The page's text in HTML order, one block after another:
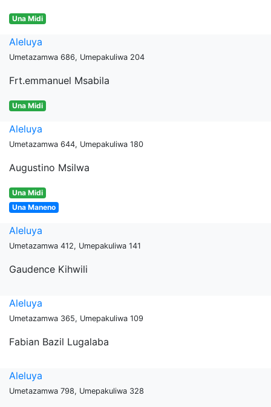
Una Midi
Aleluya
Umetazamwa 686, Umepakuliwa 204
Frt.emmanuel Msabila
Una Midi
Aleluya
Umetazamwa 644, Umepakuliwa 180
Augustino Msilwa
Una Midi
Una Maneno
Aleluya
Umetazamwa 412, Umepakuliwa 141
Gaudence Kihwili
Aleluya
Umetazamwa 365, Umepakuliwa 109
Fabian Bazil Lugalaba
Aleluya
Umetazamwa 798, Umepakuliwa 328